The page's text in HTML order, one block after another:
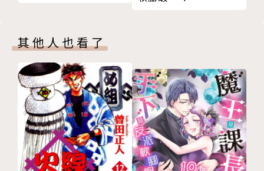
其他人也看了